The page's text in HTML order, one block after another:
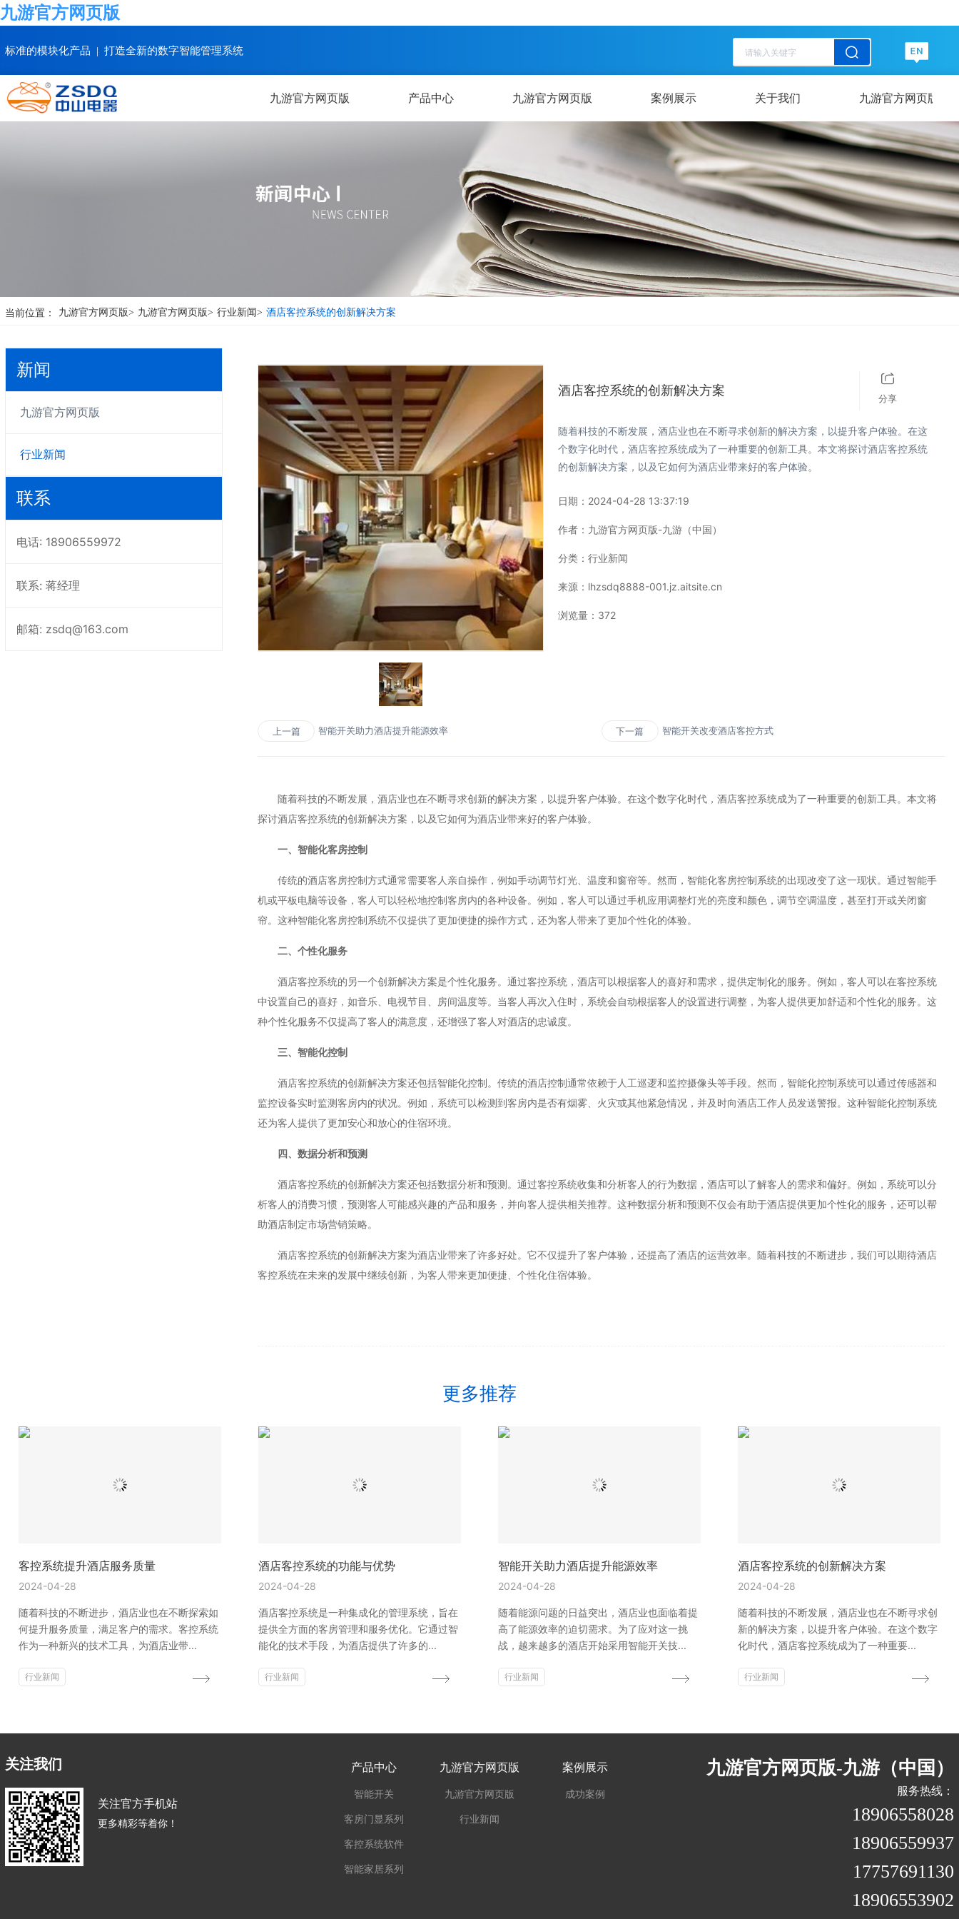
九游官方网页版
标准的模块化产品 | 打造全新的数字智能管理系统
历史记录
清空记录
九游官方网页版 产品中心 九游官方网页版 案例展示 关于我们 九游官方网页版-九
当前位置： 九游官方网页版> 九游官方网页版> 行业新闻> 酒店客控系统的创新解决方案
新闻
九游官方网页版
行业新闻
联系
电话: 18906559972
联系: 蒋经理
邮箱: zsdq@163.com
酒店客控系统的创新解决方案
分享
随着科技的不断发展，酒店业也在不断寻求创新的解决方案，以提升客户体验。在这
个数字化时代，酒店客控系统成为了一种重要的创新工具。本文将探讨酒店客控系统
的创新解决方案，以及它如何为酒店业带来好的客户体验。
日期： 2024-04-28 13:37:19
作者： 九游官方网页版-九游（中国）
分类：行业新闻
来源： lhzsdq8888-001.jz.aitsite.cn
浏览量： 372
上一篇 智能开关助力酒店提升能源效率 下一篇 智能开关改变酒店客控方式
随着科技的不断发展，酒店业也在不断寻求创新的解决方案，以提升客户体验。在这个数字化时代，酒店客控系统成为了一种重要的创新工具。本文将
探讨酒店客控系统的创新解决方案，以及它如何为酒店业带来好的客户体验。
一、智能化客房控制
传统的酒店客房控制方式通常需要客人亲自操作，例如手动调节灯光、温度和窗帘等。然而，智能化客房控制系统的出现改变了这一现状。通过智能手
机或平板电脑等设备，客人可以轻松地控制客房内的各种设备。例如，客人可以通过手机应用调整灯光的亮度和颜色，调节空调温度，甚至打开或关闭窗
帘。这种智能化客房控制系统不仅提供了更加便捷的操作方式，还为客人带来了更加个性化的体验。
二、个性化服务
酒店客控系统的另一个创新解决方案是个性化服务。通过客控系统，酒店可以根据客人的喜好和需求，提供定制化的服务。例如，客人可以在客控系统
中设置自己的喜好，如音乐、电视节目、房间温度等。当客人再次入住时，系统会自动根据客人的设置进行调整，为客人提供更加舒适和个性化的服务。这
种个性化服务不仅提高了客人的满意度，还增强了客人对酒店的忠诚度。
三、智能化控制
酒店客控系统的创新解决方案还包括智能化控制。传统的酒店控制通常依赖于人工巡逻和监控摄像头等手段。然而，智能化控制系统可以通过传感器和
监控设备实时监测客房内的状况。例如，系统可以检测到客房内是否有烟雾、火灾或其他紧急情况，并及时向酒店工作人员发送警报。这种智能化控制系统
还为客人提供了更加安心和放心的住宿环境。
四、数据分析和预测
酒店客控系统的创新解决方案还包括数据分析和预测。通过客控系统收集和分析客人的行为数据，酒店可以了解客人的需求和偏好。例如，系统可以分
析客人的消费习惯，预测客人可能感兴趣的产品和服务，并向客人提供相关推荐。这种数据分析和预测不仅会有助于酒店提供更加个性化的服务，还可以帮
助酒店制定市场营销策略。
酒店客控系统的创新解决方案为酒店业带来了许多好处。它不仅提升了客户体验，还提高了酒店的运营效率。随着科技的不断进步，我们可以期待酒店
客控系统在未来的发展中继续创新，为客人带来更加便捷、个性化住宿体验。
更多推荐
客控系统提升酒店服务质量
2024-04-28
随着科技的不断进步，酒店业也在不断探索如
何提升服务质量，满足客户的需求。客控系统
作为一种新兴的技术工具，为酒店业带...
行业新闻
酒店客控系统的功能与优势
2024-04-28
酒店客控系统是一种集成化的管理系统，旨在
提供全方面的客房管理和服务优化。它通过智
能化的技术手段，为酒店提供了许多的...
行业新闻
智能开关助力酒店提升能源效率
2024-04-28
随着能源问题的日益突出，酒店业也面临着提
高了能源效率的迫切需求。为了应对这一挑
战，越来越多的酒店开始采用智能开关技...
行业新闻
酒店客控系统的创新解决方案
2024-04-28
随着科技的不断发展，酒店业也在不断寻求创
新的解决方案，以提升客户体验。在这个数字
化时代，酒店客控系统成为了一种重要...
行业新闻
关注我们
关注官方手机站
更多精彩等着你！
产品中心
智能开关
客房门显系列
客控系统软件
智能家居系列
九游官方网页版
九游官方网页版
行业新闻
案例展示
成功案例
九游官方网页版-九游（中国）
服务热线：
18906558028
18906559937
17757691130
18906553902